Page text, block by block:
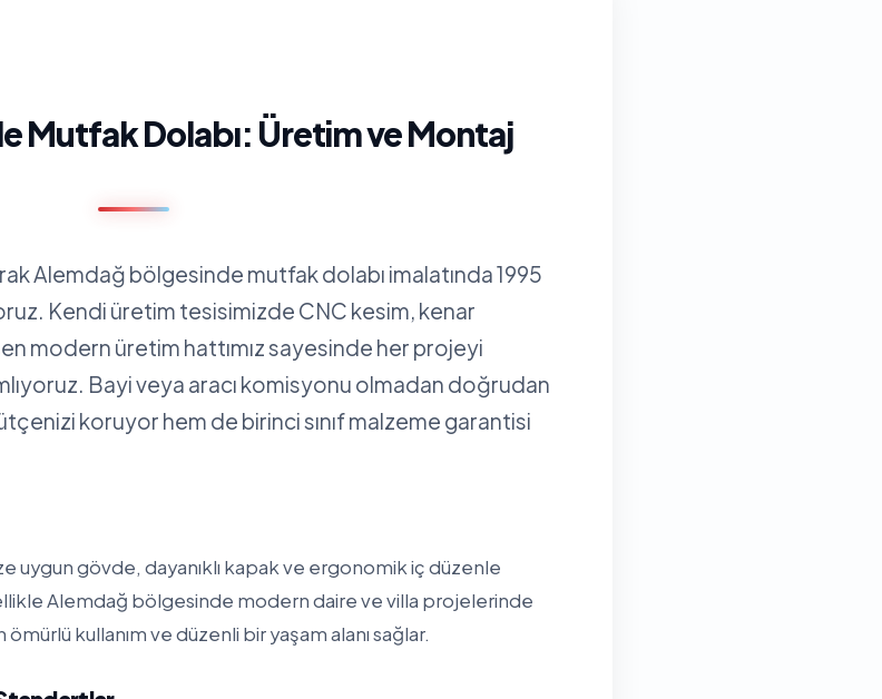
Mutfak Dolabı: Üretim ve Montaj
Alemdağ bölgesinde mutfak dolabı imalatında 1995
Kendi üretim tesisimizde CNC kesim, kenar
modern üretim hattımız sayesinde her projeyi
Bayi veya aracı komisyonu olmadan doğrudan
koruyor hem de birinci sınıf malzeme garantisi
uygun gövde, dayanıklı kapak ve ergonomik iç düzenle
Alemdağ bölgesinde modern daire ve villa projelerinde
kullanım ve düzenli bir yaşam alanı sağlar.